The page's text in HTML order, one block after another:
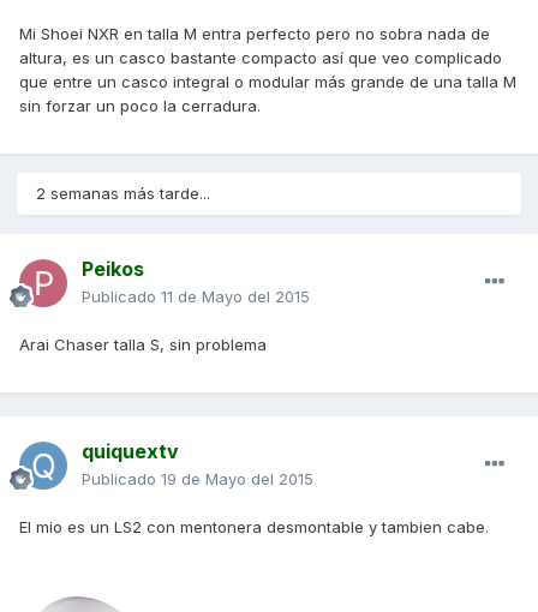
Mi Shoei NXR en talla M entra perfecto pero no sobra nada de
altura, es un casco bastante compacto así que veo complicado
que entre un casco integral o modular más grande de una talla M
sin forzar un poco la cerradura.
2 semanas más tarde...
Peikos
Publicado 11 de Mayo del 2015
Arai Chaser talla S, sin problema
quiquextv
Publicado 19 de Mayo del 2015
El mio es un LS2 con mentonera desmontable y tambien cabe.